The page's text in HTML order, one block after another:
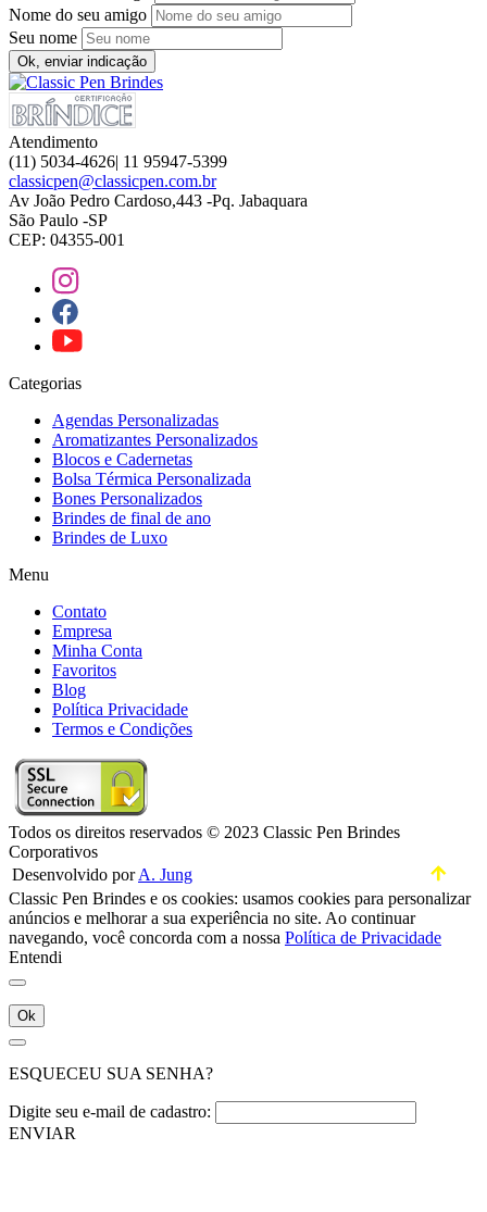
Nome do seu amigo
Seu nome
Ok, enviar indicação
Atendimento
(11) 5034-4626| 11 95947-5399
classicpen@classicpen.com.br
Av João Pedro Cardoso,443 -Pq. Jabaquara
São Paulo -SP
CEP: 04355-001
Categorias
Agendas Personalizadas
Aromatizantes Personalizados
Blocos e Cadernetas
Bolsa Térmica Personalizada
Bones Personalizados
Brindes de final de ano
Brindes de Luxo
Menu
Contato
Empresa
Minha Conta
Favoritos
Blog
Política Privacidade
Termos e Condições
Todos os direitos reservados © 2023 Classic Pen Brindes
Corporativos
Desenvolvido porA. Jung
Classic Pen Brindes e os cookies: usamos cookies para personalizar
anúncios e melhorar a sua experiência no site. Ao continuar
navegando, você concorda com a nossa Política de Privacidade
Entendi
Ok
ESQUECEU SUA SENHA?
Digite seu e-mail de cadastro:
ENVIAR